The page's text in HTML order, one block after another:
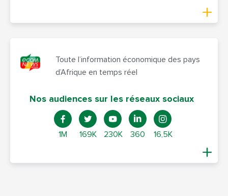
Toute l’information économique des pays
d’Afrique en temps réel
Nos audiences sur les réseaux sociaux
1M 169K 230K 360 16,5K